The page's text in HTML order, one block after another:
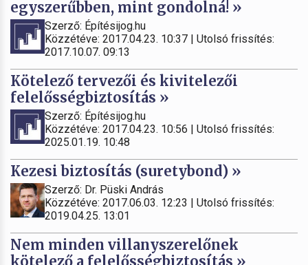
egyszerűbben, mint gondolná! »
Szerző: Építésijog.hu
Közzétéve: 2017.04.23. 10:37 | Utolsó frissítés:
2017.10.07. 09:13
Kötelező tervezői és kivitelezői
felelősségbiztosítás »
Szerző: Építésijog.hu
Közzétéve: 2017.04.23. 10:56 | Utolsó frissítés:
2025.01.19. 10:48
Kezesi biztosítás (suretybond) »
Szerző: Dr. Püski András
Közzétéve: 2017.06.03. 12:23 | Utolsó frissítés:
2019.04.25. 13:01
Nem minden villanyszerelőnek
kötelező a felelősségbiztosítás »